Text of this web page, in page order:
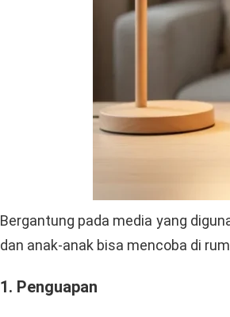
Bergantung pada media yang
dan anak-anak bisa mencoba di
1. Penguapan